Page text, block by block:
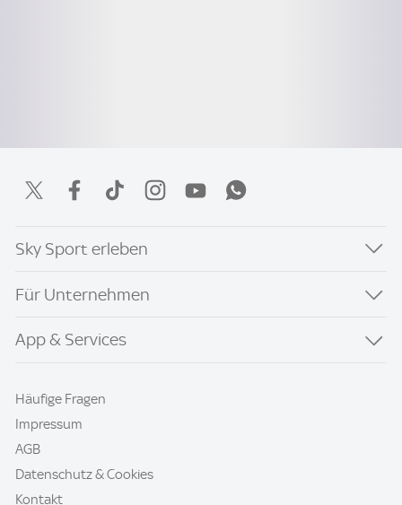
Sky Sport erleben
Für Unternehmen
App & Services
Häufige Fragen
Impressum
AGB
Datenschutz & Cookies
Kontakt